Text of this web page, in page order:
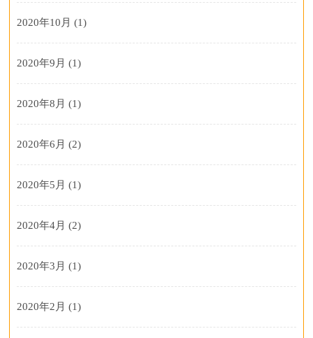
2020年10月 (1)
2020年9月 (1)
2020年8月 (1)
2020年6月 (2)
2020年5月 (1)
2020年4月 (2)
2020年3月 (1)
2020年2月 (1)